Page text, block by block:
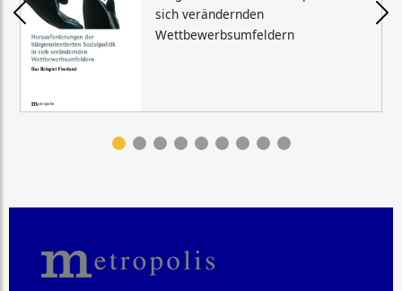
sich verändernden
Wettbewerbsumfeldern